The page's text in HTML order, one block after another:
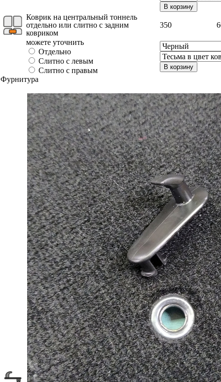
В корзину
Коврик на центральный тоннель
отдельно или слитно с задним
ковриком
350
можете уточнить
Отдельно
Слитно с левым
Слитно с правым
В корзину
Фурнитура